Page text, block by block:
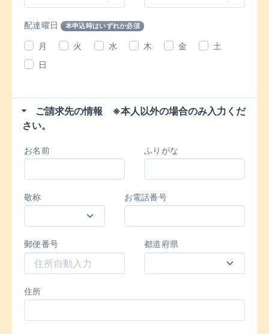
配達曜日 本申込時はいずれか必須
月 火 水 木 金
土
日
ご請求先の情報 ※本人以外の場合のみ入力くだ
さい。
お名前 ふりがな
敬称 お電話番号
郵便番号 都道府県
住所